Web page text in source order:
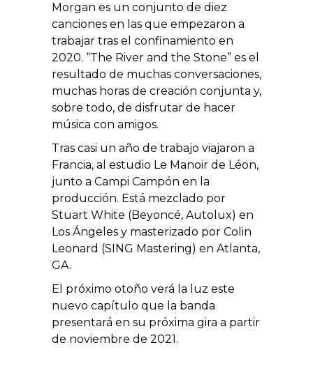
Morgan es un conjunto de diez
canciones en las que empezaron a
trabajar tras el confinamiento en
2020. “The River and the Stone” es el
resultado de muchas conversaciones,
muchas horas de creación conjunta y,
sobre todo, de disfrutar de hacer
música con amigos.
Tras casi un año de trabajo viajaron a
Francia, al estudio Le Manoir de Léon,
junto a Campi Campón en la
producción. Está mezclado por
Stuart White (Beyoncé, Autolux) en
Los Ángeles y masterizado por Colin
Leonard (SING Mastering) en Atlanta,
GA.
El próximo otoño verá la luz este
nuevo capítulo que la banda
presentará en su próxima gira a partir
de noviembre de 2021.